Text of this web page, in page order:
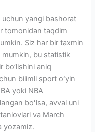
uchun yangi bashorat
tomonidan taqdim
Siz har bir taxmin
mumkin, bu statistik
bo’lishini aniq
bilimli sport oʻyin
yoki NBA
boʻlsa, avval uni
va March
yozamiz.